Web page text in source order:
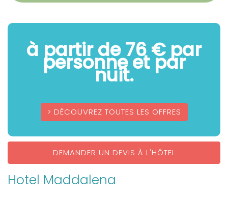
à partir de 76 € par
personne et par
nuit.
DÉCOUVREZ TOUTES LES OFFRES
DEMANDER UN DEVIS À L'HÔTEL
Hotel Maddalena